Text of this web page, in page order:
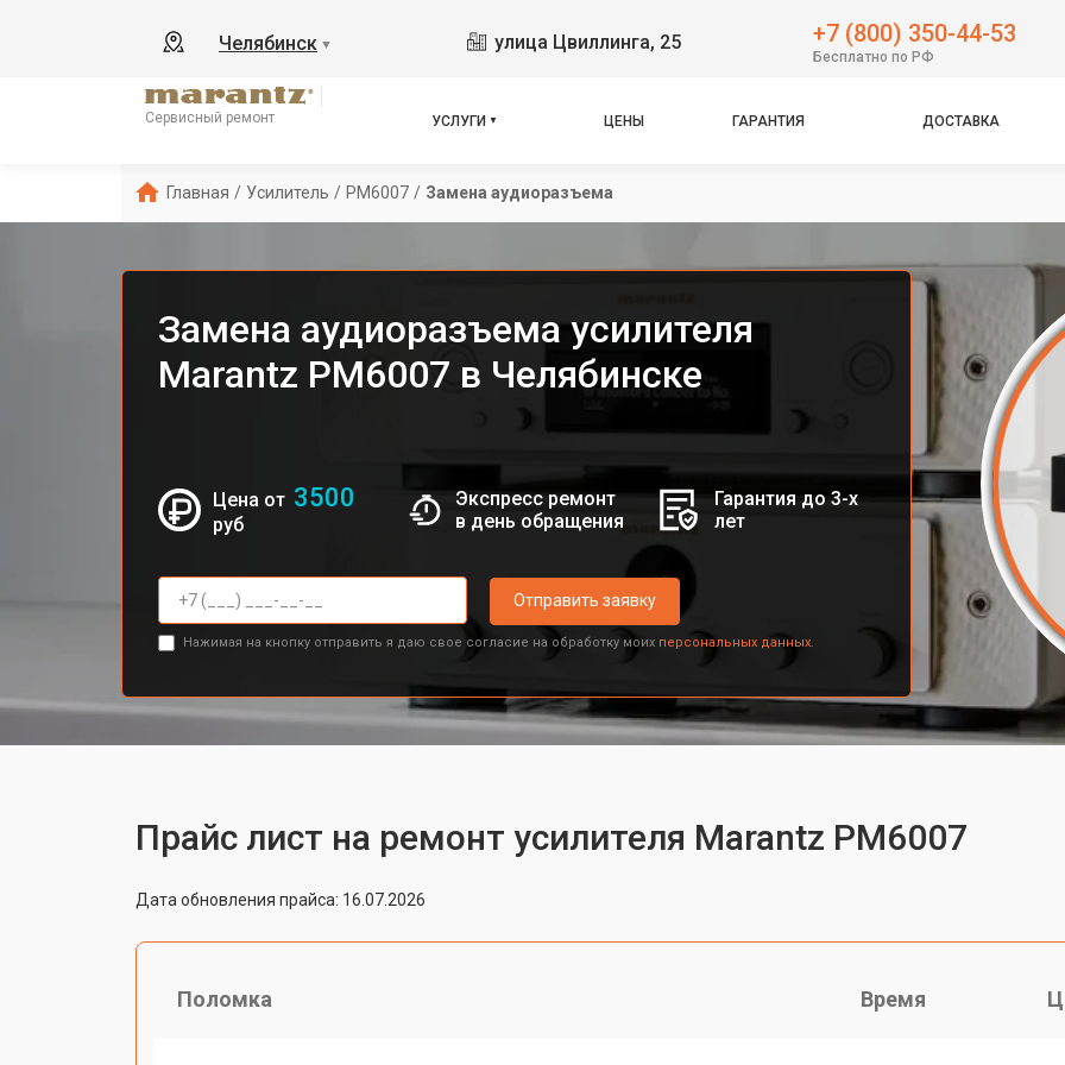
Челябинск ▼ улица Цвиллинга, 25 +7 (800) 350-44-53
Бесплатно по РФ
Сервисный ремонт УСЛУГИ ЦЕНЫ ГАРАНТИЯ ДОСТАВКА
Главная / Усилитель / PM6007 / Замена аудиоразъема
Замена аудиоразъема усилителя
Marantz PM6007 в Челябинске
Цена от 3500
руб
Экспресс ремонт
в день обращения
Гарантия до 3-х
лет
Отправить заявку
Нажимая на кнопку отправить я даю свое согласие на обработку моих персональных данных.
Прайс лист на ремонт усилителя Marantz PM6007
Дата обновления прайса: 16.07.2026
Поломка Время